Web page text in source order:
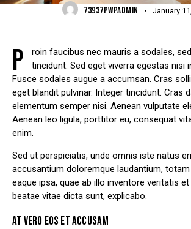
73937PWPADMIN January
P
roin faucibus nec mauris a sodales,
tincidunt. Sed eget viverra egestas nisi
Fusce sodales augue a accumsan. Cras
eget blandit pulvinar. Integer tincidunt. Cras
elementum semper nisi. Aenean vulputate
Aenean leo ligula, porttitor eu, consequat
enim.
Sed ut perspiciatis, unde omnis iste natus
accusantium doloremque laudantium,
eaque ipsa, quae ab illo inventore veritatis
beatae vitae dicta sunt, explicabo.
AT VERO EOS ET ACCUSAM